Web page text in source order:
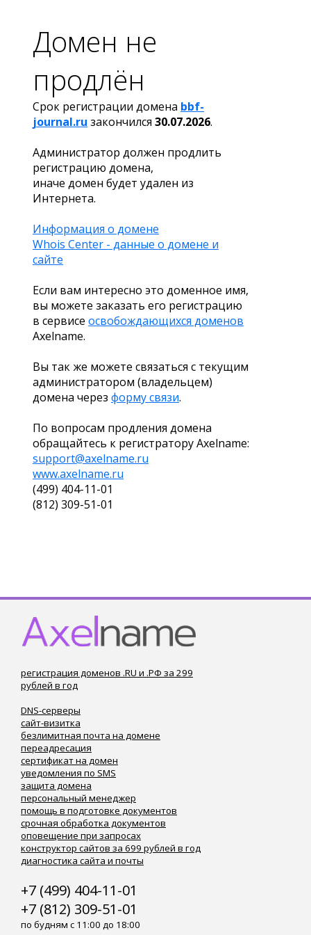
Домен не
продлён
Срок регистрации домена bbf-
journal.ru закончился 30.07.2026.
Администратор должен продлить
регистрацию домена,
иначе домен будет удален из
Интернета.
Информация о домене
Whois Center - данные о домене и
сайте
Если вам интересно это доменное имя,
вы можете заказать его регистрацию
в сервисе освобождающихся доменов
Axelname.
Вы так же можете связаться с текущим
администратором (владельцем)
домена через форму связи.
По вопросам продления домена
обращайтесь к регистратору Axelname:
support@axelname.ru
www.axelname.ru
(499) 404-11-01
(812) 309-51-01
регистрация доменов .RU и .РФ за 299
рублей в год
DNS-серверы
сайт-визитка
безлимитная почта на домене
переадресация
сертификат на домен
уведомления по SMS
защита домена
персональный менеджер
помощь в подготовке документов
срочная обработка документов
оповещение при запросах
конструктор сайтов за 699 рублей в год
диагностика сайта и почты
+7 (499) 404-11-01
+7 (812) 309-51-01
по будням с 11:00 до 18:00